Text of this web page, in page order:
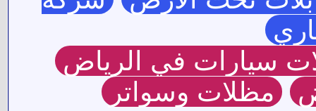
سيارات في الرياض
مظلات وسواتر